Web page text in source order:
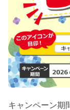
キャンペーン期